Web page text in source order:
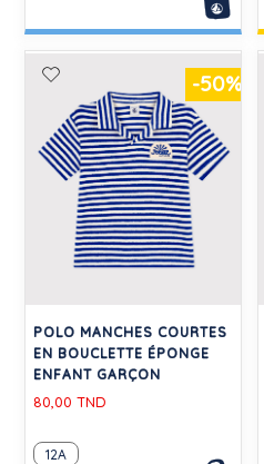
-50%
POLO MANCHES COURTES
EN BOUCLETTE ÉPONGE
ENFANT GARÇON
80,00 TND
12A